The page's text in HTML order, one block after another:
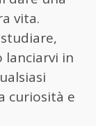
vita.
lanciarvi in
curiosità e